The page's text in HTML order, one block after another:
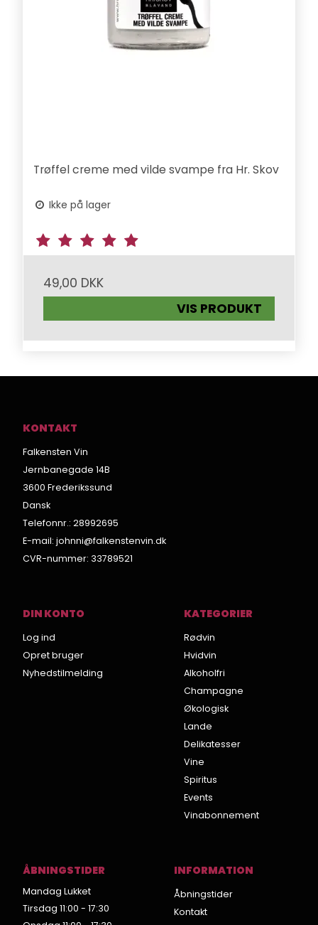
Trøffel creme med vilde svampe fra Hr. Skov
Ikke på lager
49,00 DKK
VIS PRODUKT
KONTAKT
Falkensten Vin
Jernbanegade 14B
3600 Frederikssund
Dansk
Telefonnr.: 28992695
E-mail: johnni@falkenstenvin.dk
CVR-nummer: 33789521
DIN KONTO
Log ind
Opret bruger
Nyhedstilmelding
KATEGORIER
Rødvin
Hvidvin
Alkoholfri
Champagne
Økologisk
Lande
Delikatesser
Vine
Spiritus
Events
Vinabonnement
ÅBNINGSTIDER
Mandag Lukket
Tirsdag 11:00 - 17:30
INFORMATION
Åbningstider
Kontakt